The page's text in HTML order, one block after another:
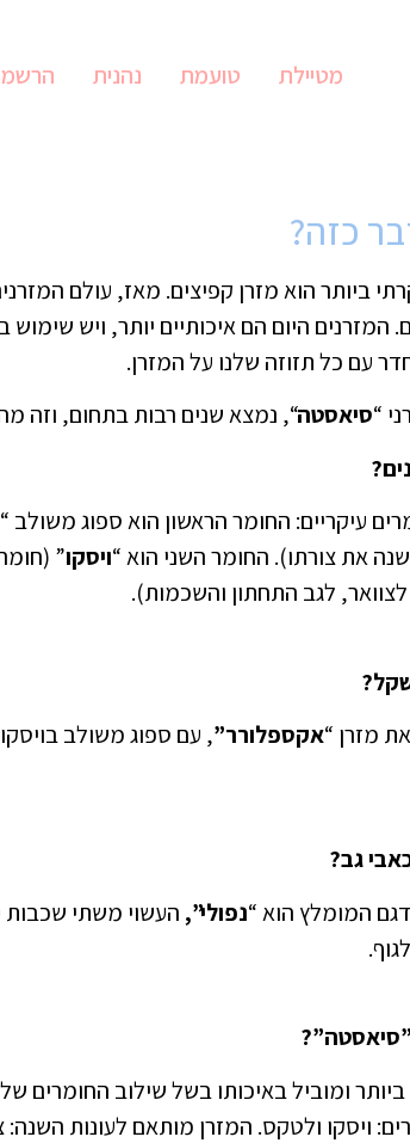
מטיילת טועמת נהנית
כזה?
ביותר הוא מזרן קפיצים. מאז, עולם
המזרנים היום הם איכותיים יותר, ויש שימוש
עם כל תזוזה שלנו על המזרן.
“סיאסטה“, נמצא שנים רבות בתחום, וזה
עיקריים: החומר הראשון הוא ספוג
את צורתו). החומר השני הוא “ויסקו”
לגב התחתון והשכמות).
מזרן “אקספלורר”, עם ספוג משולב
גב?
המומלץ הוא “נפולי”,
ביותר ומוביל באיכותו בשל שילוב החומרים
ויסקו ולטקס. המזרן מותאם לעונות